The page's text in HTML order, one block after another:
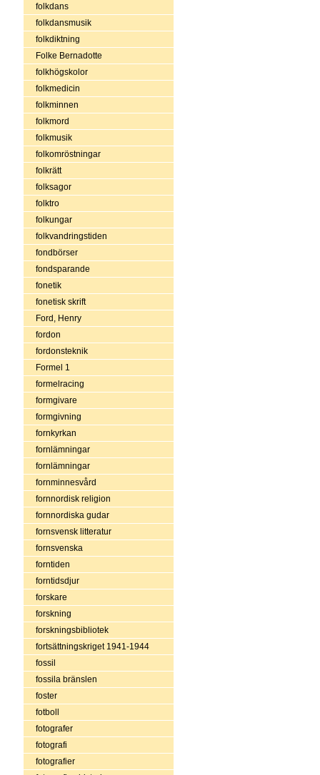
folkdans
folkdansmusik
folkdiktning
Folke Bernadotte
folkhögskolor
folkmedicin
folkminnen
folkmord
folkmusik
folkomröstningar
folkrätt
folksagor
folktro
folkungar
folkvandringstiden
fondbörser
fondsparande
fonetik
fonetisk skrift
Ford, Henry
fordon
fordonsteknik
Formel 1
formelracing
formgivare
formgivning
fornkyrkan
fornlämningar
fornlämningar
fornminnesvård
fornnordisk religion
fornnordiska gudar
fornsvensk litteratur
fornsvenska
forntiden
forntidsdjur
forskare
forskning
forskningsbibliotek
fortsättningskriget 1941-1944
fossil
fossila bränslen
foster
fotboll
fotografer
fotografi
fotografier